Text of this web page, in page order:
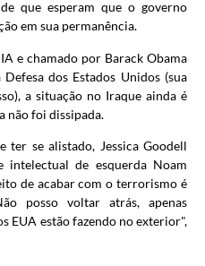
que esperam que o governo
em sua permanência.
e chamado por Barack Obama
dos Estados Unidos (sua
a situação no Iraque ainda é
não foi dissipada.
ter se alistado, Jessica Goodell
de esquerda Noam
de acabar com o terrorismo é
posso voltar atrás, apenas
EUA estão fazendo no exterior",